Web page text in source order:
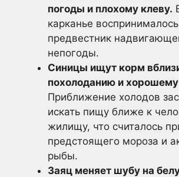
погоды и плохому клеву.
карканье
предвестник
непогоды.
Синицы ищут корм
похолоданию и хорошему
Приближение холодов
искать пищу ближе к
жилищу, что считалось
предстоящего мороза и
рыбы.
Заяц меняет шубу на